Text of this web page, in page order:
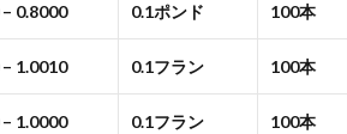
0.8000 0.1ポンド 100本
1.0010 0.1フラン 100本
1.0000 0.1フラン 100本